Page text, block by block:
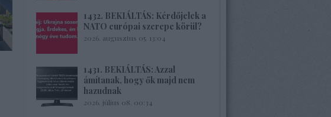
1432. BEKIÁLTÁS: Kérdőjelek a
NATO európai szerepe körül?
2026. augusztus 05. 13:04
1431. BEKIÁLTÁS: Azzal
ámítanak, hogy ők majd nem
hazudnak
2026. július 08. 00:34